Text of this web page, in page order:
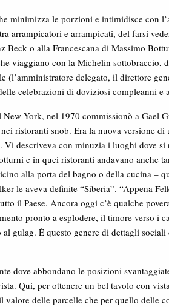
minimizza le porzioni e intimidisce con
arrampicatori e arrampicati, del farsi
o alla Francescana di Massimo
viaggiano con la Michelin sottobraccio,
(l’amministratore delegato, il direttore
celebrazioni di doviziosi compleanni e
York, nel 1970 commissionò a Gael
ristoranti snob. Era la nuova versione di
Vi descriveva con minuzia i luoghi dove
e in quei ristoranti andavano anche
alla porta del bagno o della cucina –
le aveva definite “Siberia”. “Appena
il Paese. Ancora oggi c’è qualche
pronto a esplodere, il timore verso i
gulag. È questo genere di dettagli
dove abbondano le posizioni
Qui, per ottenere un bel tavolo con
delle parcelle che per quello delle